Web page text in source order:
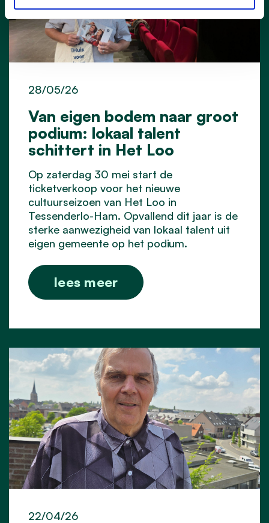
Van eigen bodem naar groot
podium: lokaal talent
schittert in Het Loo
28/05/26
Op zaterdag 30 mei start de
ticketverkoop voor het nieuwe
cultuurseizoen van Het Loo in
Tessenderlo-Ham. Opvallend dit jaar is de
sterke aanwezigheid van lokaal talent uit
eigen gemeente op het podium.
lees meer
22/04/26